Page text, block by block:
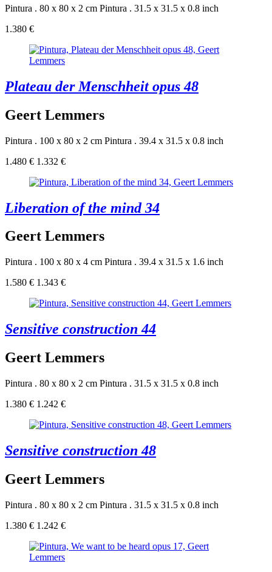
Pintura . 80 x 80 x 2 cm Pintura . 31.5 x 31.5 x 0.8 inch
1.380 €
Plateau der Menschheit opus 48
Geert Lemmers
Pintura . 100 x 80 x 2 cm Pintura . 39.4 x 31.5 x 0.8 inch
1.480 € 1.332 €
Liberation of the mind 34
Geert Lemmers
Pintura . 100 x 80 x 4 cm Pintura . 39.4 x 31.5 x 1.6 inch
1.580 € 1.343 €
Sensitive construction 44
Geert Lemmers
Pintura . 80 x 80 x 2 cm Pintura . 31.5 x 31.5 x 0.8 inch
1.380 € 1.242 €
Sensitive construction 48
Geert Lemmers
Pintura . 80 x 80 x 2 cm Pintura . 31.5 x 31.5 x 0.8 inch
1.380 € 1.242 €